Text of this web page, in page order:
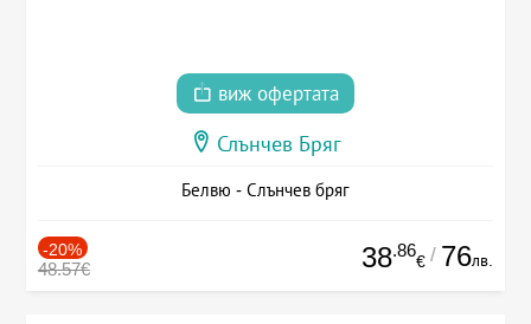
виж офертата
Слънчев Бряг
Белвю - Слънчев бряг
-20%
48.57€ 38.86
€ / 76лв.